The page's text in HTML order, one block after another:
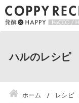
ハルのレシピ
ホーム レシピ